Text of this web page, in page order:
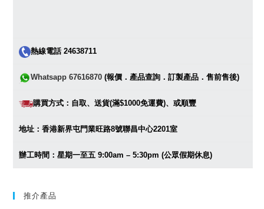
熱線電話 24638711
Whatsapp 67616870 (報價．產品查詢．訂製產品．售前售後)
購買方式：自取、送貨(滿$1000免運費)、或順豐
地址：香港新界屯門業旺路8號聯昌中心2201室
辦工時間：星期一至五 9:00am – 5:30pm (公眾假期休息)
推介產品